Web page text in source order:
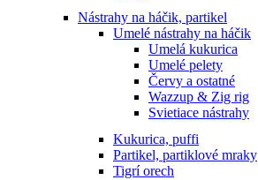
Nástrahy na háčik, partikel
Umelé nástrahy na háčik
Umelá kukurica
Umelé pelety
Červy a ostatné
Wazzup & Zig rig
Svietiace nástrahy
Kukurica, puffi
Partikel, partiklové mraky
Tigrí orech